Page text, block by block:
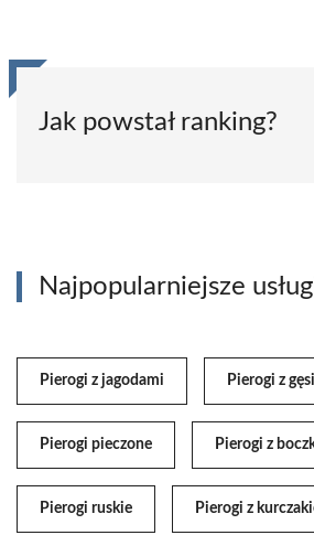
Jak powstał ranking?
Najpopularniejsze
Pierogi z jagodami Pierogi z
Pierogi pieczone Pierogi z
Pierogi ruskie Pierogi z